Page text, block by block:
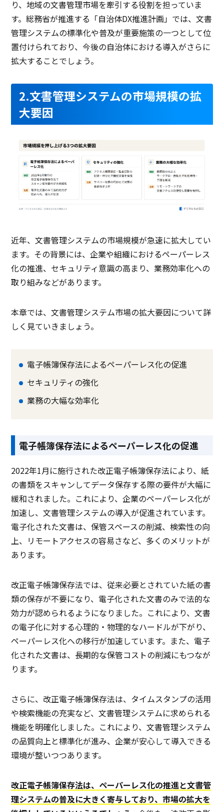
り、地域の文書管理市場を牽引する役割を担っていま
す。総務省が推進する「自治体DX推進計画」では、文書
管理システムの標準化や普及が重要施策の一つとして位
置付けられており、今後の自治体における導入がさらに
拡大することでしょう。
2.文書管理システムの市場規模の拡
大要因
近年、文書管理システムの市場規模が急速に拡大してい
ます。その背景には、企業や組織におけるペーパーレス
化の推進、セキュリティ意識の高まり、業務効率化への
取り組みなどがあります。
本章では、文書管理システム市場の拡大要因について詳
しく見ていきましょう。
電子帳簿保存法によるペーパーレス化の促進
セキュリティの強化
業務の大幅な効率化
電子帳簿保存法によるペーパーレス化の促進
2022年1月に施行された改正電子帳簿保存法により、紙
の書類をスキャンしてデータ保存する際の要件が大幅に
緩和されました。これにより、企業のペーパーレス化が
加速し、文書管理システムの導入が促進されています。
電子化された文書は、保管スペースの削減、検索性の向
上、リモートアクセスの容易さなど、多くのメリットが
あります。
改正電子帳簿保存法では、従来必要とされていた紙の書
類の保存が不要になり、電子化された文書のみで法的な
効力が認められるようになりました。これにより、文書
の電子化に対する心理的・物理的なハードルが下がり、
ペーパーレス化への移行が加速しています。また、電子
化された文書は、長期的な保管コストの削減にもつなが
ります。
さらに、改正電子帳簿保存法は、タイムスタンプの活用
や検索機能の充実など、文書管理システムに求められる
機能を明確化しました。これにより、文書管理システム
の品質向上と標準化が進み、企業が安心して導入できる
環境が整いつつあります。
改正電子帳簿保存法は、ペーパーレス化の推進と文書管
理システムの普及に大きく寄与しており、市場の拡大を